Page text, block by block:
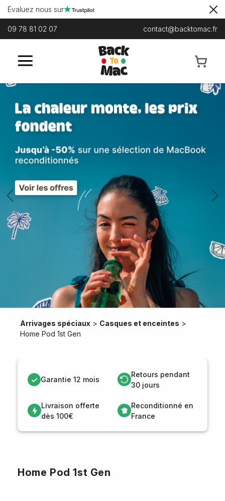
Évaluez nous sur
09 78 81 02 07 contact@backtomac.fr
Previous
Arrivages spéciaux > Casques et enceintes >
Home Pod 1st Gen
Garantie 12 mois
Retours pendant
30 jours
Livraison offerte
dès 100€
Reconditionné en
France
Home Pod 1st Gen